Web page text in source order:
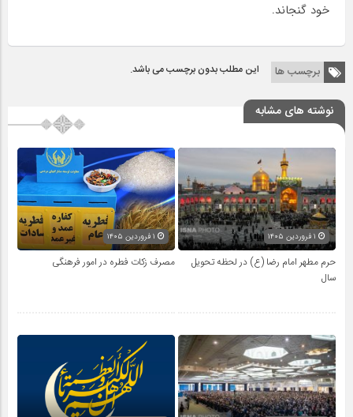
خود گنجاند.
برچسب ها این مطلب بدون برچسب می باشد.
نوشته های مشابه
حرم مطهر امام رضا (ع) در لحظه تحویل
سال
مصرف زکات فطره در امور فرهنگی